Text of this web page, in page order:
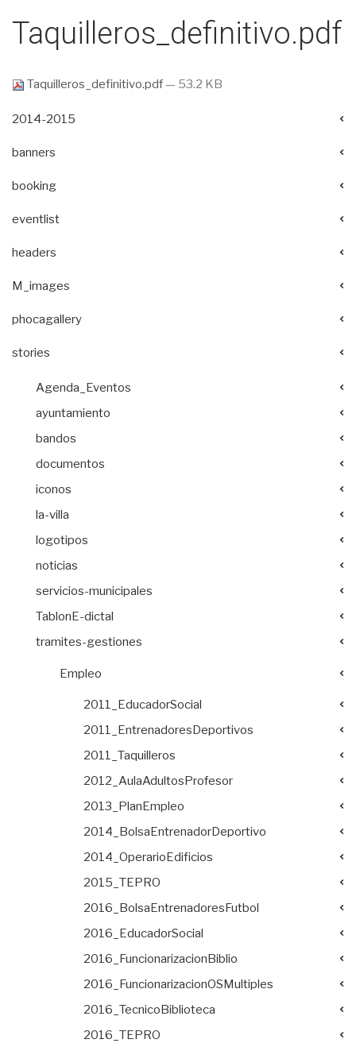
Taquilleros_definitivo.pdf
Taquilleros_definitivo.pdf— 53.2 KB
2014-2015
banners
booking
eventlist
headers
M_images
phocagallery
stories
Agenda_Eventos
ayuntamiento
bandos
documentos
iconos
la-villa
logotipos
noticias
servicios-municipales
TablonE-dictal
tramites-gestiones
Empleo
2011_EducadorSocial
2011_EntrenadoresDeportivos
2011_Taquilleros
2012_AulaAdultosProfesor
2013_PlanEmpleo
2014_BolsaEntrenadorDeportivo
2014_OperarioEdificios
2015_TEPRO
2016_BolsaEntrenadoresFutbol
2016_EducadorSocial
2016_FuncionarizacionBiblio
2016_FuncionarizacionOSMultiples
2016_TecnicoBiblioteca
2016_TEPRO